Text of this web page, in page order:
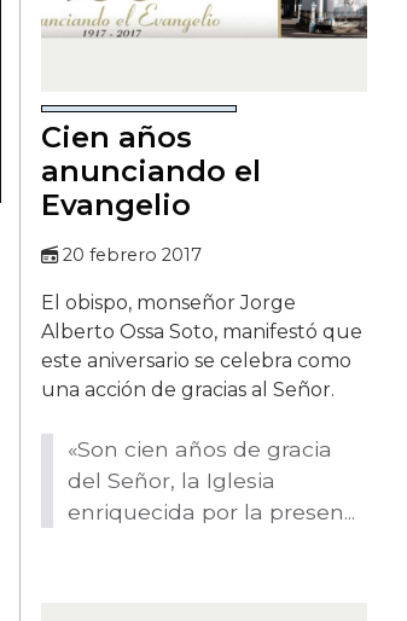
Cien años
anunciando el
Evangelio
20 febrero 2017
El obispo, monseñor Jorge
Alberto Ossa Soto, manifestó que
este aniversario se celebra como
una acción de gracias al Señor.
«Son cien años de gracia
del Señor, la Iglesia
enriquecida por la presen...